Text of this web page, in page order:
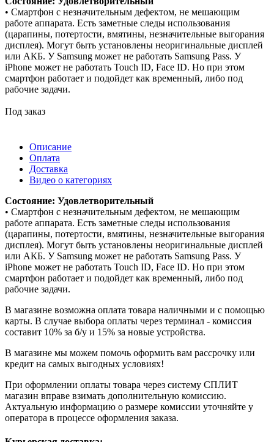
• Смартфон с незначительным дефектом, не мешающим
работе аппарата. Есть заметные следы использования
(царапины, потертости, вмятины, незначительные выгорания
дисплея). Могут быть установлены неоригинальные дисплей
или АКБ. У Samsung может не работать Samsung Pass. У
iPhone может не работать Touch ID, Face ID. Но при этом
смартфон работает и подойдет как временный, либо под
рабочие задачи.
Под заказ
Описание
Оплата
Доставка
Видео о категориях
Состояние: Удовлетворительный
• Смартфон с незначительным дефектом, не мешающим
работе аппарата. Есть заметные следы использования
(царапины, потертости, вмятины, незначительные выгорания
дисплея). Могут быть установлены неоригинальные дисплей
или АКБ. У Samsung может не работать Samsung Pass. У
iPhone может не работать Touch ID, Face ID. Но при этом
смартфон работает и подойдет как временный, либо под
рабочие задачи.
В магазине возможна оплата товара наличными и с помощью
карты. В случае выбора оплаты через терминал - комиссия
составит 10% за б/у и 15% за новые устройства.
В магазине мы можем помочь оформить вам рассрочку или
кредит на самых выгодных условиях!
При оформлении оплаты товара через систему СПЛИТ
магазин вправе взимать дополнительную комиссию.
Актуальную информацию о размере комиссии уточняйте у
оператора в процессе оформления заказа.